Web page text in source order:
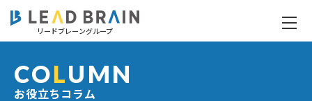
リードブレーングループ
お役立ちコラム
COLUMN